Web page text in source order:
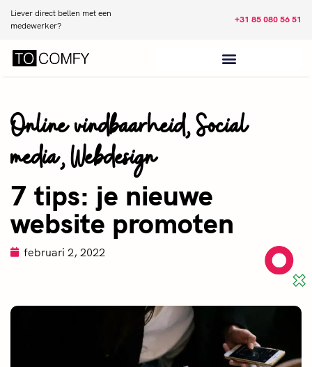
Liever direct bellen met een
medewerker?
+31 85 080 56 51
Online vindbaarheid,Social
media,Webdesign
7 tips: je nieuwe
website promoten
februari 2, 2022